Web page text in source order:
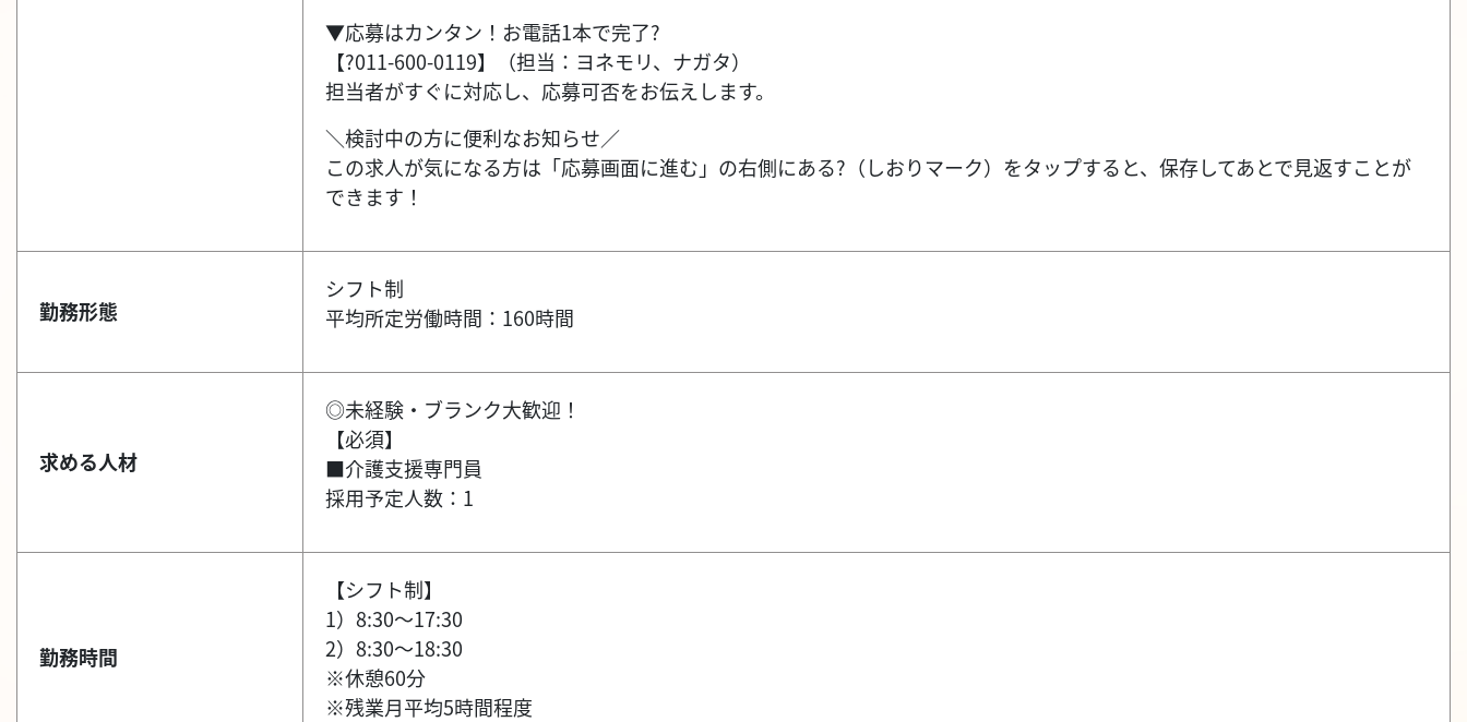
▼応募はカンタン！お電話1本で完了?
【?011-600-0119】（担当：ヨネモリ、ナガタ）
担当者がすぐに対応し、応募可否をお伝えします。
＼検討中の方に便利なお知らせ／
この求人が気になる方は「応募画面に進む」の右側にある?（しおりマーク）をタップすると、保存してあとで見返すことが
できます！
勤務形態
シフト制
平均所定労働時間：160時間
求める人材
◎未経験・ブランク大歓迎！
【必須】
■介護支援専門員
採用予定人数：1
勤務時間
【シフト制】
1）8:30～17:30
2）8:30～18:30
※休憩60分
※残業月平均5時間程度